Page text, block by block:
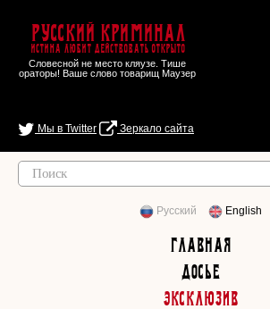
Русский Криминал
Истина любит действовать открыто
Словесной не место кляузе. Тише
ораторы! Ваше слово товарищ Маузер
Мы в Twitter Зеркало сайта
Русский English
Главная
Досье
Эксклюзив